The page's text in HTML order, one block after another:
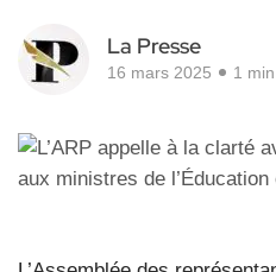
La Presse
16 mars 2025 1